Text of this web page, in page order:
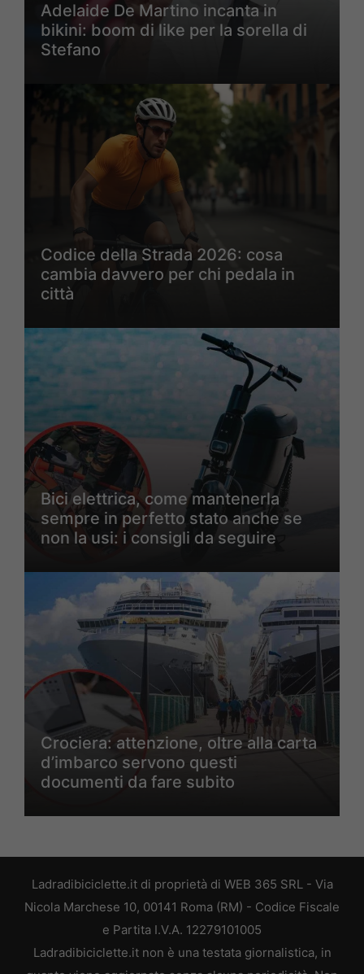
Adelaide De Martino incanta in
bikini: boom di like per la sorella di
Stefano
Codice della Strada 2026: cosa
cambia davvero per chi pedala in
città
Bici elettrica, come mantenerla
sempre in perfetto stato anche se
non la usi: i consigli da seguire
Crociera: attenzione, oltre alla carta
d’imbarco servono questi
documenti da fare subito
Ladradibiciclette.it di proprietà di WEB 365 SRL - Via
Nicola Marchese 10, 00141 Roma (RM) - Codice Fiscale
e Partita I.V.A. 12279101005
Ladradibiciclette.it non è una testata giornalistica, in